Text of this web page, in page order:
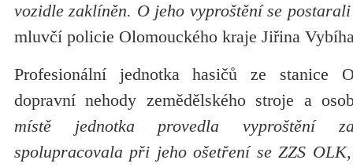
vozidle zaklíněn. O jeho vyproštění se
mluvčí policie Olomouckého kraje Jiřina
Profesionální jednotka hasičů ze stanice
dopravní nehody zemědělského stroje a
místě jednotka provedla vyproštění
spolupracovala při jeho ošetření se ZZS